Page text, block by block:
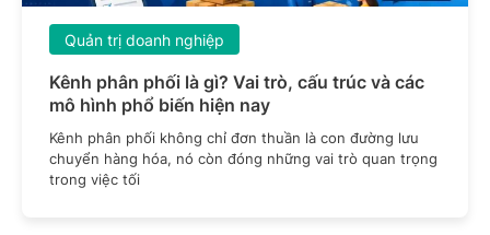
Kênh phân phối là gì? Vai trò, cấu trúc và các
mô hình phổ biến hiện nay
Quản trị doanh nghiệp
Kênh phân phối không chỉ đơn thuần là con đường lưu
chuyển hàng hóa, nó còn đóng những vai trò quan trọng
trong việc tối